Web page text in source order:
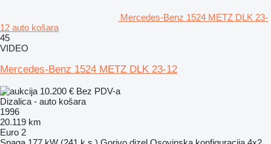
Mercedes-Benz 1524 METZ DLK 23-
12 auto košara
45
VIDEO
Mercedes-Benz 1524 METZ DLK 23-12
10.200 € Bez PDV-a
Dizalica - auto košara
1996
20.119 km
Euro 2